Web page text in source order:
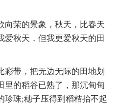
向荣的景象，秋天，比春天
爱秋天，但我更爱秋天的田
彩带，把无边无际的田地划
里的稻谷已熟了，那沉甸甸
珍珠;穗子压得到稻秸抬不起